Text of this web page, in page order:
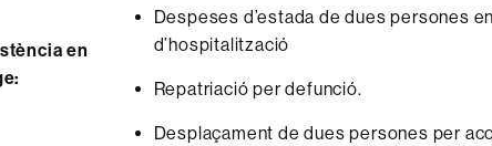
en
Despeses d’estada de dues persones
d’hospitalització
Repatriació per defunció.
Desplaçament de dues persones per